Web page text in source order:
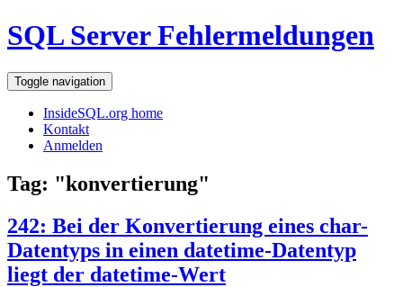
SQL Server Fehlermeldungen
Toggle navigation
InsideSQL.org home
Kontakt
Anmelden
Tag: "konvertierung"
242: Bei der Konvertierung eines char-
Datentyps in einen datetime-Datentyp
liegt der datetime-Wert